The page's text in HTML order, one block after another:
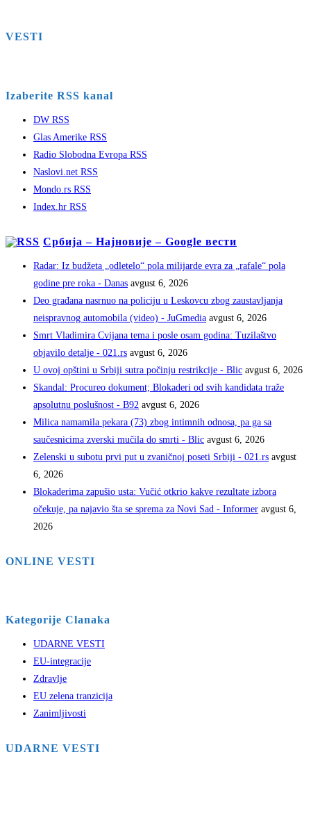
VESTI
Izaberite RSS kanal
DW RSS
Glas Amerike RSS
Radio Slobodna Evropa RSS
Naslovi.net RSS
Mondo.rs RSS
Index.hr RSS
Србија – Најновије – Google вести
Radar: Iz budžeta „odletelo“ pola milijarde evra za „rafale“ pola
godine pre roka - Danas avgust 6, 2026
Deo građana nasrnuo na policiju u Leskovcu zbog zaustavljanja
neispravnog automobila (video) - JuGmedia avgust 6, 2026
Smrt Vladimira Cvijana tema i posle osam godina: Tuzilaštvo
objavilo detalje - 021.rs avgust 6, 2026
U ovoj opštini u Srbiji sutra počinju restrikcije - Blic avgust 6, 2026
Skandal: Procureo dokument; Blokaderi od svih kandidata traže
apsolutnu poslušnost - B92 avgust 6, 2026
Milica namamila pekara (73) zbog intimnih odnosa, pa ga sa
saučesnicima zverski mučila do smrti - Blic avgust 6, 2026
Zelenski u subotu prvi put u zvaničnoj poseti Srbiji - 021.rs avgust
6, 2026
Blokaderima zapušio usta: Vučić otkrio kakve rezultate izbora
očekuje, pa najavio šta se sprema za Novi Sad - Informer avgust 6,
2026
ONLINE VESTI
Kategorije Clanaka
UDARNE VESTI
EU-integracije
Zdravlje
EU zelena tranzicija
Zanimljivosti
UDARNE VESTI